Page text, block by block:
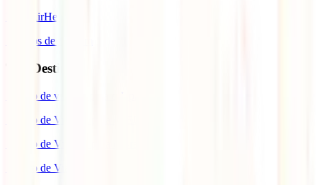
IATI AirHelp
Seguros de Viagem
Top Destinos
Seguro de viagem para o Japão
Seguro de Viagem para os EUA
Seguro de Viagem para o Brasil
Seguro de Viagem para Tailândia